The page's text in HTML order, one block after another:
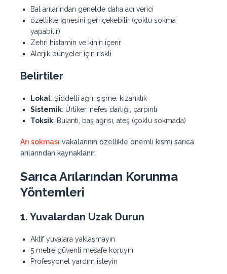
Bal arılarından genelde daha acı verici
özellikle İğnesini geri çekebilir (çoklu sokma
yapabilir)
Zehri histamin ve kinin içerir
Alerjik bünyeler için riskli
Belirtiler
Lokal: Şiddetli ağrı, şişme, kızarıklık
Sistemik: Ürtiker, nefes darlığı, çarpıntı
Toksik: Bulantı, baş ağrısı, ateş (çoklu sokmada)
Arı sokması vakalarının özellikle önemli kısmı sarıca
arılarından kaynaklanır.
Sarıca Arılarından Korunma
Yöntemleri
1. Yuvalardan Uzak Durun
Aktif yuvalara yaklaşmayın
5 metre güvenli mesafe koruyın
Profesyonel yardım isteyin